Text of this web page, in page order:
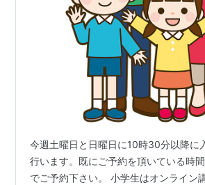
今週土曜日と日曜日に10時30分以降に
行います。​既にご予約を頂いている時
でご予約下さい。 小学生はオンライン